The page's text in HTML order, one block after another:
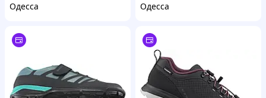
Одесса
Одесса